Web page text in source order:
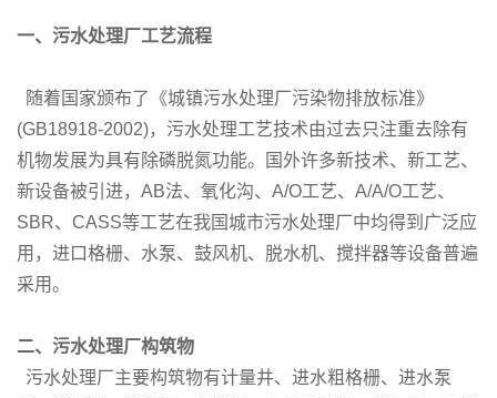
一、污水处理厂工艺流程
随着国家颁布了《城镇污水处理厂污染物排放标准》
(GB18918-2002)，污水处理工艺技术由过去只注重去除有
机物发展为具有除磷脱氮功能。国外许多新技术、新工艺、
新设备被引进，AB法、氧化沟、A/O工艺、A/A/O工艺、
SBR、CASS等工艺在我国城市污水处理厂中均得到广泛应
用，进口格栅、水泵、鼓风机、脱水机、搅拌器等设备普遍
采用。
二、污水处理厂构筑物
污水处理厂主要构筑物有计量井、进水粗格栅、进水泵